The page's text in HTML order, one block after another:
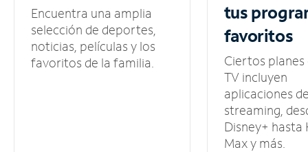
Encuentra una amplia
selección de deportes,
noticias, películas y los
favoritos de la familia.
tus
favoritos
Ciertos planes
TV incluyen
aplicaciones
streaming,
Disney+ hasta
Max y más.